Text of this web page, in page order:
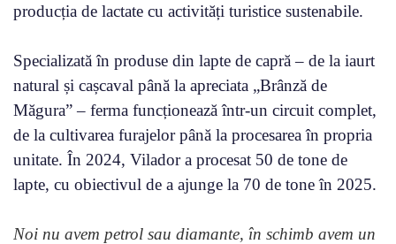
producția de lactate cu activități turistice sustenabile.
Specializată în produse din lapte de capră – de la iaurt
natural și cașcaval până la apreciata „Brânză de
Măgura” – ferma funcționează într-un circuit complet,
de la cultivarea furajelor până la procesarea în propria
unitate. În 2024, Vilador a procesat 50 de tone de
lapte, cu obiectivul de a ajunge la 70 de tone în 2025.
Noi nu avem petrol sau diamante, în schimb avem un